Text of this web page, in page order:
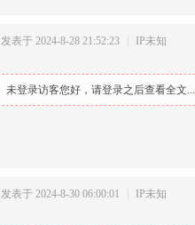
发表于 2024-8-28 21:52:23 IP未知
未登录访客您好，请登录之后查看全文...
发表于 2024-8-30 06:00:01 IP未知